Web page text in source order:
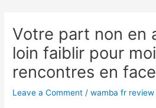
content
Votre part non en
loin faiblir pour
rencontres en face
Leave a Comment /wamba fr review